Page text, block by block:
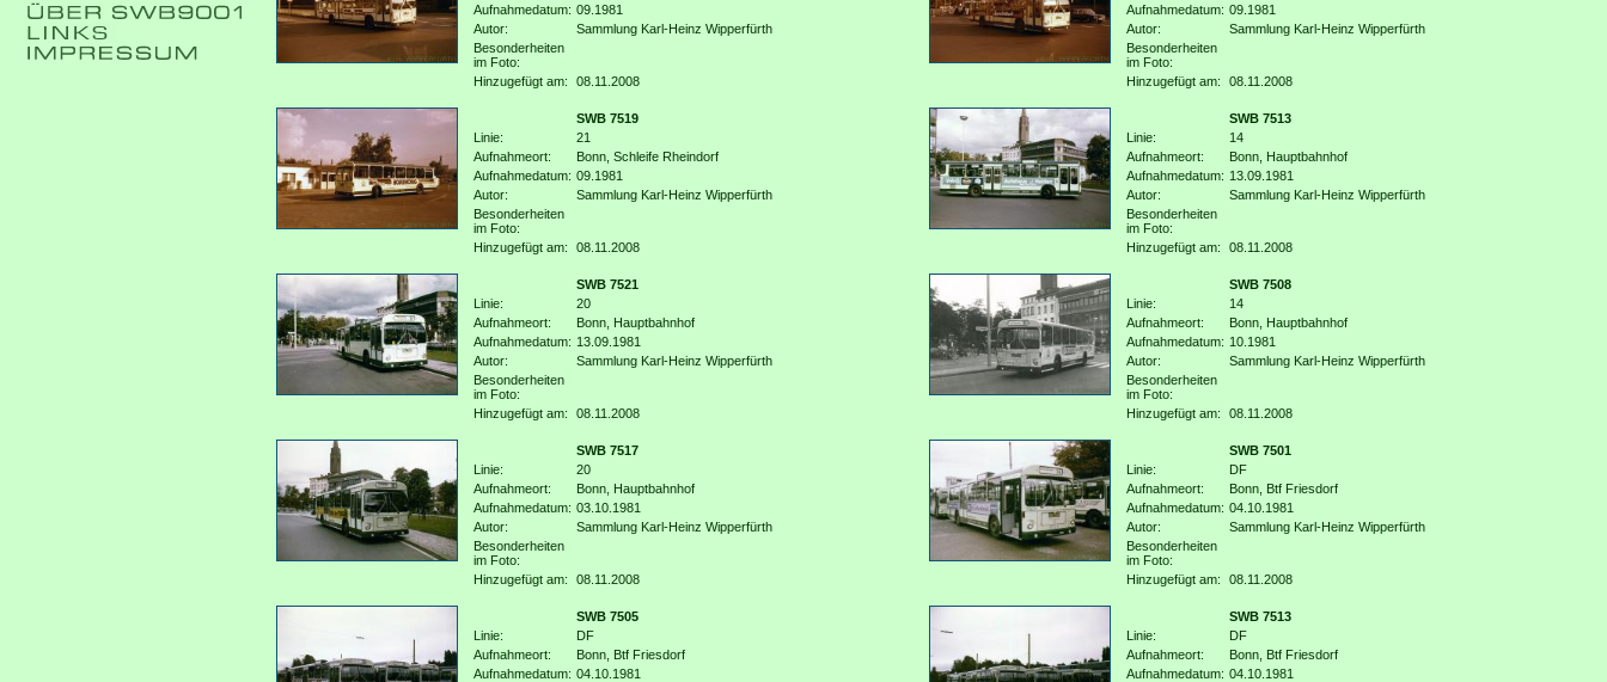
Aufnahmedatum: 09.1981
Autor:
Sammlung Karl-Heinz Wipperfürth
Besonderheiten
im Foto:
Hinzugefügt am:
08.11.2008
Aufnahmedatum: 09.1981
Autor:
Sammlung Karl-Heinz Wipperfürth
Besonderheiten
im Foto:
Hinzugefügt am:
08.11.2008
SWB 7519
Linie:
21
Aufnahmeort:
Bonn, Schleife Rheindorf
Aufnahmedatum: 09.1981
Autor:
Sammlung Karl-Heinz Wipperfürth
Besonderheiten
im Foto:
Hinzugefügt am:
08.11.2008
SWB 7513
Linie:
14
Aufnahmeort:
Bonn, Hauptbahnhof
Aufnahmedatum: 13.09.1981
Autor:
Sammlung Karl-Heinz Wipperfürth
Besonderheiten
im Foto:
Hinzugefügt am:
08.11.2008
SWB 7521
Linie:
20
Aufnahmeort:
Bonn, Hauptbahnhof
Aufnahmedatum: 13.09.1981
Autor:
Sammlung Karl-Heinz Wipperfürth
Besonderheiten
im Foto:
Hinzugefügt am:
08.11.2008
SWB 7508
Linie:
14
Aufnahmeort:
Bonn, Hauptbahnhof
Aufnahmedatum: 10.1981
Autor:
Sammlung Karl-Heinz Wipperfürth
Besonderheiten
im Foto:
Hinzugefügt am:
08.11.2008
SWB 7517
Linie:
20
Aufnahmeort:
Bonn, Hauptbahnhof
Aufnahmedatum: 03.10.1981
Autor:
Sammlung Karl-Heinz Wipperfürth
Besonderheiten
im Foto:
Hinzugefügt am:
08.11.2008
SWB 7501
Linie:
DF
Aufnahmeort:
Bonn, Btf Friesdorf
Aufnahmedatum: 04.10.1981
Autor:
Sammlung Karl-Heinz Wipperfürth
Besonderheiten
im Foto:
Hinzugefügt am:
08.11.2008
SWB 7505
Linie:
DF
Aufnahmeort:
Bonn, Btf Friesdorf
Aufnahmedatum: 04.10.1981
SWB 7513
Linie:
DF
Aufnahmeort:
Bonn, Btf Friesdorf
Aufnahmedatum: 04.10.1981